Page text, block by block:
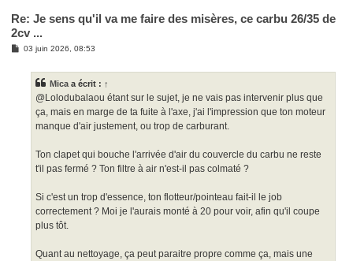
Re: Je sens qu'il va me faire des misères, ce carbu 26/35 de
2cv ...
M03 juin 2026, 08:53
Mica a écrit : ↑
@Lolodubalaou étant sur le sujet, je ne vais pas intervenir plus que
ça, mais en marge de ta fuite à l'axe, j'ai l'impression que ton moteur
manque d'air justement, ou trop de carburant.
Ton clapet qui bouche l'arrivée d'air du couvercle du carbu ne reste
t'il pas fermé ? Ton filtre à air n'est-il pas colmaté ?
Si c'est un trop d'essence, ton flotteur/pointeau fait-il le job
correctement ? Moi je l'aurais monté à 20 pour voir, afin qu'il coupe
plus tôt.
Quant au nettoyage, ça peut paraitre propre comme ça, mais une